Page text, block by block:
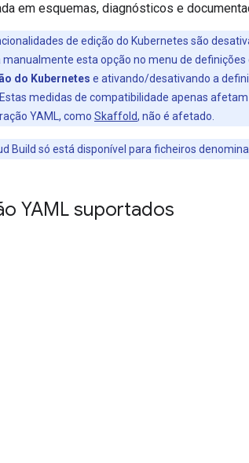
em esquemas, diagnósticos e
de edição do Kubernetes são
esta opção no menu de definições
do Kubernetes e ativando/desativando a
. Estas medidas de compatibilidade apenas
YAML, como Skaffold, não é afetado.
Build só está disponível para ficheiros
YAML suportados